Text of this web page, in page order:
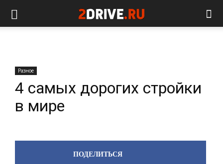
Разное
4 самых дорогих стройки
в мире
ПОДЕЛИТЬСЯ